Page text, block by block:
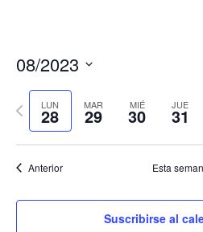
08/2023
fecha.LUN
28 MAR
29 MIÉ
30 JUE
31
Semana
anterior
Anterior Esta
Suscribirse al